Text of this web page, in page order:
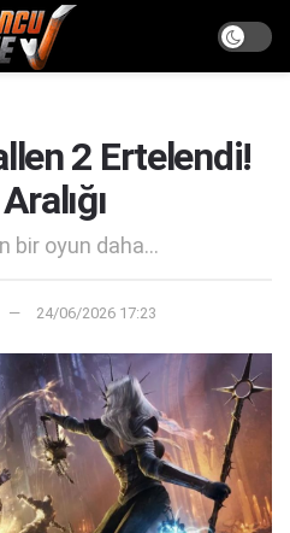
2 Ertelendi!
bir oyun daha...
24/06/2026 17:23